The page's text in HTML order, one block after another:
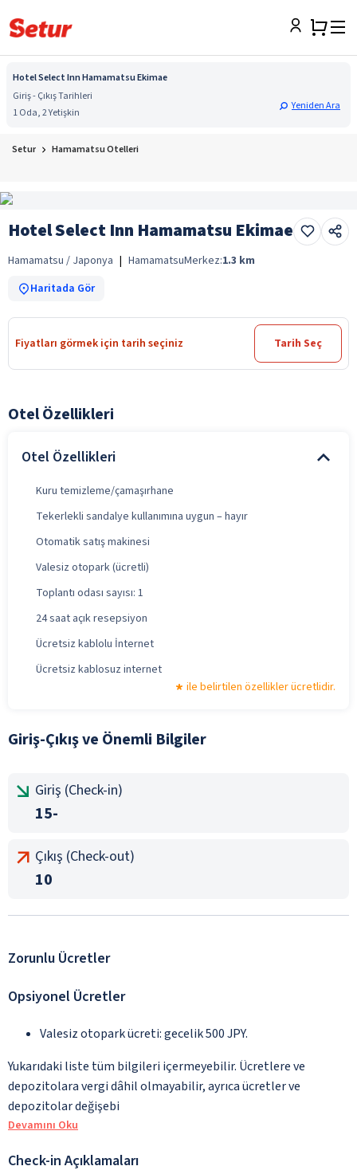
Hotel Select Inn Hamamatsu Ekimae
Giriş - Çıkış Tarihleri
1 Oda, 2 Yetişkin
Yeniden Ara
Setur Hamamatsu Otelleri
Hotel Select Inn Hamamatsu Ekimae
Hamamatsu / Japonya | HamamatsuMerkez:1.3 km
Haritada Gör
Fiyatları görmek için tarih seçiniz Tarih Seç
Otel Özellikleri
Otel Özellikleri
Kuru temizleme/çamaşırhane
Tekerlekli sandalye kullanımına uygun – hayır
Otomatik satış makinesi
Valesiz otopark (ücretli)
Toplantı odası sayısı: 1
24 saat açık resepsiyon
Ücretsiz kablolu İnternet
Ücretsiz kablosuz internet
ile belirtilen özellikler ücretlidir.
Giriş-Çıkış ve Önemli Bilgiler
Giriş (Check-in)
15-
Çıkış (Check-out)
10
Zorunlu Ücretler
Opsiyonel Ücretler
Valesiz otopark ücreti: gecelik 500 JPY.
Yukarıdaki liste tüm bilgileri içermeyebilir. Ücretlere ve
depozitolara vergi dâhil olmayabilir, ayrıca ücretler ve
depozitolar değişebi
Devamını Oku
Check-in Açıklamaları